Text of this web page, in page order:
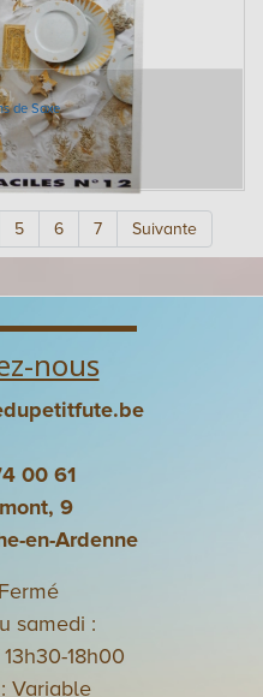
de Saxe
5 6 7 Suivante
nous
00 61
9
en-Ardenne
samedi :
18h00
Variable